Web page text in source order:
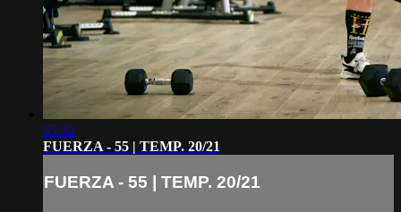
55:32
FUERZA - 55 | TEMP. 20/21
FUERZA - 55 | TEMP. 20/21